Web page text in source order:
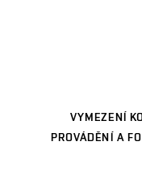
VYMEZENÍ
PROVÁDĚNÍ A